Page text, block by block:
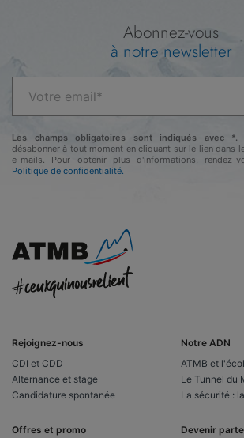
Abonnez-vous
à notre newsletter
Les champs obligatoires sont indiqués avec *.
désabonner à tout moment en cliquant sur le lien dans
e-mails. Pour obtenir plus d'informations, rendez-
Politique de confidentialité.
Rejoignez-nous
CDI et CDD
Alternance et stage
Candidature spontanée
Notre ADN
ATMB et
Le Tunnel du
La sécurité :
Offres et promo Devenir